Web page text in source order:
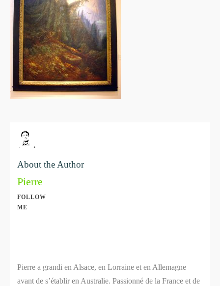
About the Author
Pierre
FOLLOW
ME
Pierre a grandi en Alsace, en Lorraine et en Allemagne
avant de s’établir en Australie. Passionné de la France et de